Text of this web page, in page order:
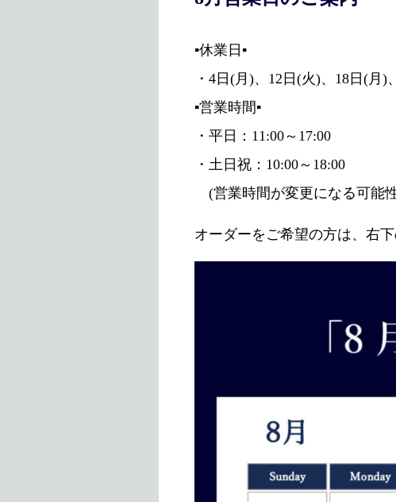
▪休業日▪
・4日(月)、12日(火)、18日(月)
▪営業時間▪
・平日：11:00～17:00
・土日祝：10:00～18:00
(営業時間が変更になる可能
オーダーをご希望の方は、右